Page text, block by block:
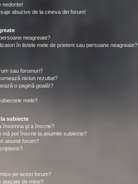
nedorite!
abuzive de la cineva din forum!
neagreate?
în listele mele de prieteni sau persoane neagreate?
sau forumuri?
niciun rezultat?
o pagină goală!?
mele?
subiecte
însemna şi a înscrie?
pot înscrie la anumite subiecte?
anumit forum?
pe acest forum?
ataşate de mine?